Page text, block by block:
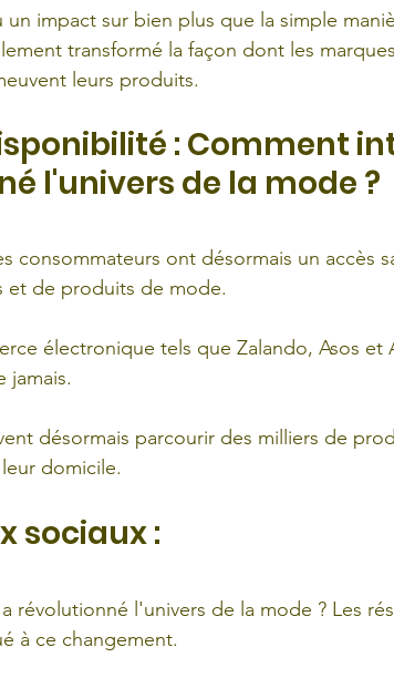
un impact sur bien plus que la simple
transformé la façon dont les
leurs produits.
: Comment
l'univers de la mode ?
consommateurs ont désormais un accès
et de produits de mode.
électronique tels que Zalando, Asos
jamais.
désormais parcourir des milliers de
domicile.
sociaux :
révolutionné l'univers de la mode ? Les
à ce changement.